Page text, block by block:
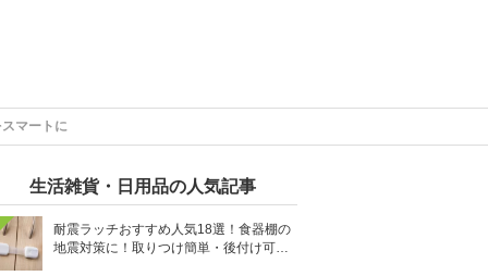
マートに
生活雑貨・日用品の人気記事
耐震ラッチおすすめ人気18選！食器棚の
地震対策に！取りつけ簡単・後付け可能